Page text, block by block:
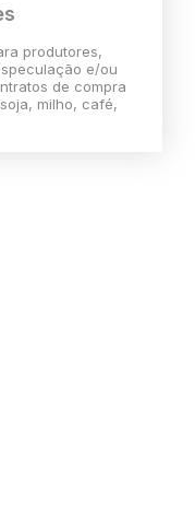
produtores,
e/ou
de compra
milho, café,